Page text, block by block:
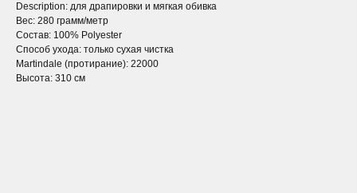
Description: для драпировки и мягкая обивка
Вес: 280 грамм/метр
Состав: 100% Polyester
Способ ухода: только сухая чистка
Martindale (протирание): 22000
Высота: 310 см